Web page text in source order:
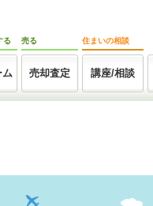
る
ム
売る
売却査定
住まいの相談
講座/相談